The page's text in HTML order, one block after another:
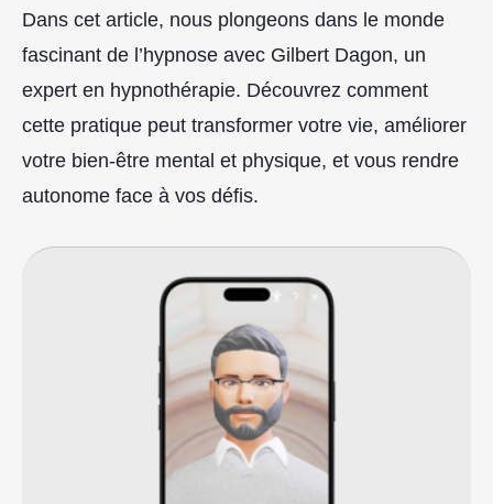
Dans cet article, nous plongeons dans le monde
fascinant de l’hypnose avec Gilbert Dagon, un
expert en hypnothérapie. Découvrez comment
cette pratique peut transformer votre vie, améliorer
votre bien-être mental et physique, et vous rendre
autonome face à vos défis.